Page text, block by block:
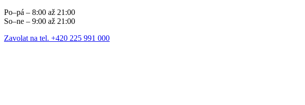
Po–pá – 8:00 až 21:00
So–ne – 9:00 až 21:00
Zavolat na tel. +420 225 991 000